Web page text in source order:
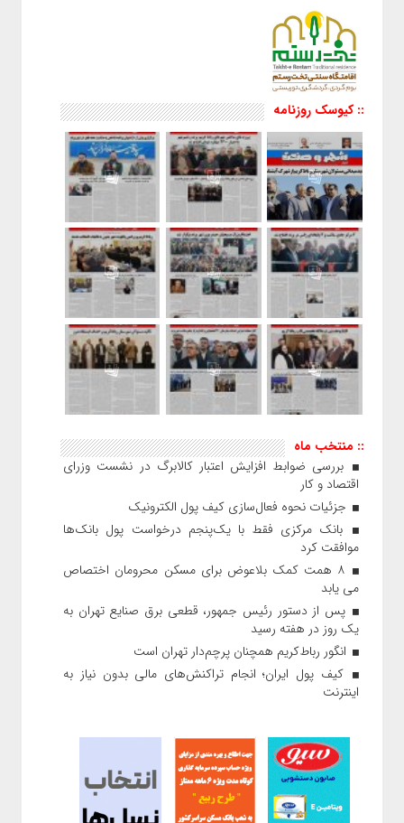
:: کیوسک روزنامه
:: منتخب ماه
بررسی ضوابط افزایش اعتبار کالابرگ در نشست وزرای
اقتصاد و کار
جزئیات نحوه فعال‌سازی کیف پول الکترونیک
بانک مرکزی فقط با یک‌‎پنجم درخواست پول بانک‌ها
موافقت کرد
۸ همت کمک بلاعوض برای مسکن محرومان اختصاص
می یابد
پس از دستور رئیس‌ جمهور، قطعی برق صنایع تهران به
یک روز در هفته رسید
انگور رباط‌کریم همچنان پرچم‌دار تهران است
کیف پول ایران؛ انجام تراکنش‌های مالی بدون نیاز به
اینترنت